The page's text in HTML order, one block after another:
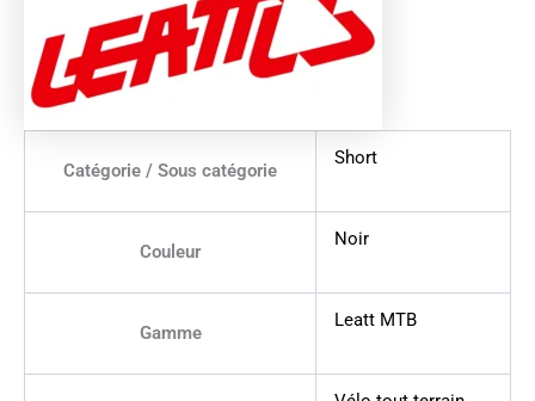
Catégorie / Sous catégorie
Short
Couleur
Noir
Gamme
Leatt MTB